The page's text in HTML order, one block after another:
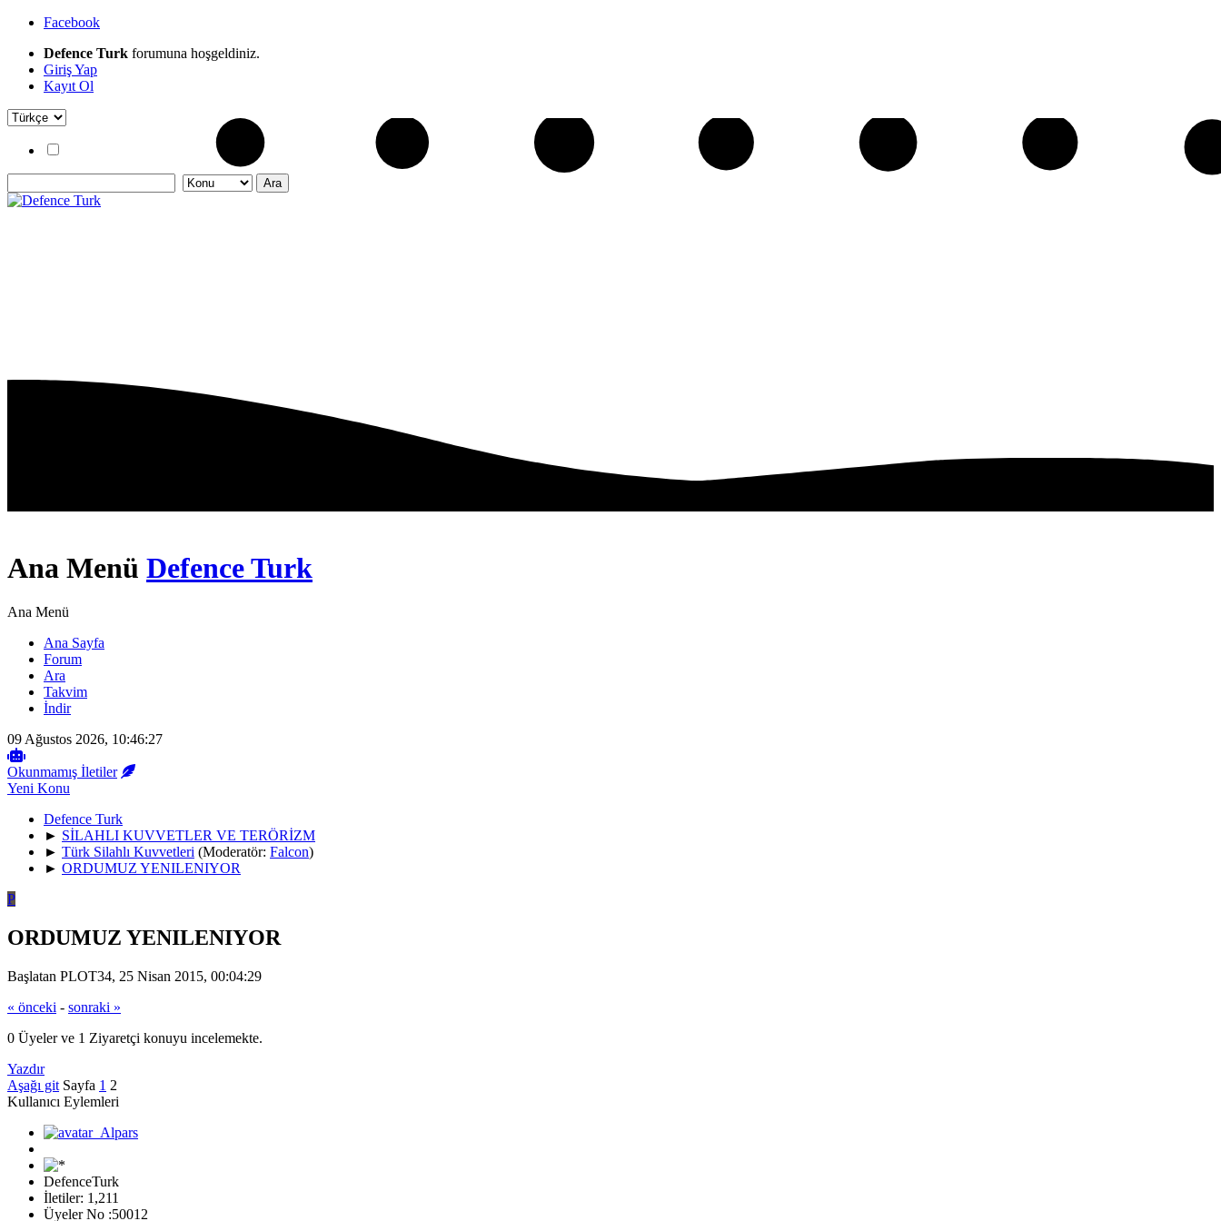
Facebook
Defence Turk forumuna hoşgeldiniz.
Giriş Yap
Kayıt Ol
Ana Menü Defence Turk
Ana Menü
Ana Sayfa
Forum
Ara
Takvim
İndir
09 Ağustos 2026, 10:46:27
Okunmamış İletiler
Yeni Konu
Defence Turk
► SİLAHLI KUVVETLER VE TERÖRİZM
► Türk Silahlı Kuvvetleri (Moderatör: Falcon)
► ORDUMUZ YENILENIYOR
P
ORDUMUZ YENILENIYOR
Başlatan PLOT34, 25 Nisan 2015, 00:04:29
« önceki - sonraki »
0 Üyeler ve 1 Ziyaretçi konuyu incelemekte.
Yazdır
Aşağı git Sayfa 1 2
Kullanıcı Eylemleri
DefenceTurk
İletiler: 1,211
Üyeler No :50012